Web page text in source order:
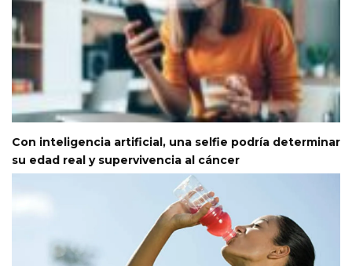
Con inteligencia artificial, una selfie podría determinar
su edad real y supervivencia al cáncer